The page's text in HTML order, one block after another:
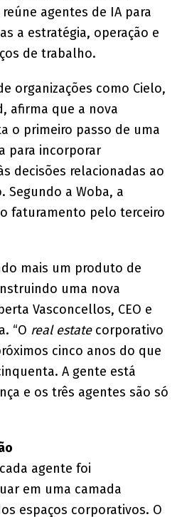
agentes de IA para
a estratégia, operação e
de trabalho.
organizações como Cielo,
afirma que a nova
o primeiro passo de uma
para incorporar
decisões relacionadas ao
Segundo a Woba, a
faturamento pelo terceiro
mais um produto de
uma nova
Vasconcellos, CEO e
“O real estatecorporativo
cinco anos do que
A gente está
e os três agentes são só
agente foi
em uma camada
espaços corporativos. O